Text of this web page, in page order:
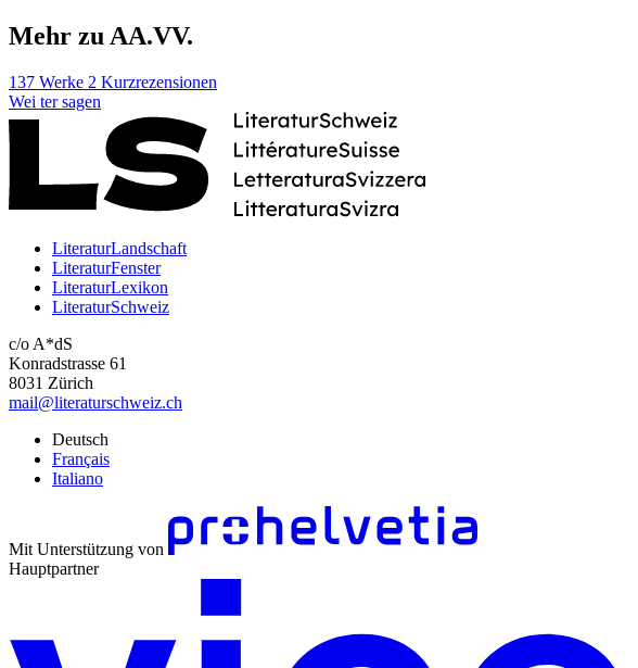
Mehr zu AA.VV.
137 Werke 2 Kurzrezensionen
Wei ter sagen
LiteraturLandschaft
LiteraturFenster
LiteraturLexikon
LiteraturSchweiz
c/o A*dS
Konradstrasse 61
8031 Zürich
mail@literaturschweiz.ch
Deutsch
Français
Italiano
Mit Unterstützung von
Hauptpartner